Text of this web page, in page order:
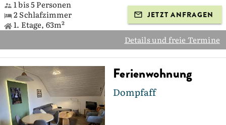
1 bis 5 Personen
2 Schlafzimmer
1. Etage, 63m²
JETZT ANFRAGEN
Details und freie Termine
Ferienwohnung
Dompfaff